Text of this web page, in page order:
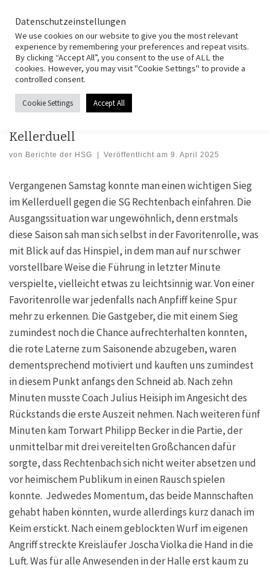
Zum Inhalt springen
HSG Fernwald
Start »Spielberichte» Männer I» Männer I: Schweres Stück Arbeit beim
Kellerduell
MÄNNER I
Kellerduell
von Berichte der HSG Veröffentlicht am9. April 2025
Vergangenen Samstag konnte man einen wichtigen Sieg
im Kellerduell gegen die SG Rechtenbach einfahren. Die
Ausgangssituation war ungewöhnlich, denn erstmals
diese Saison sah man sich selbst in der Favoritenrolle, was
mit Blick auf das Hinspiel, in dem man auf nur schwer
vorstellbare Weise die Führung in letzter Minute
verspielte, vielleicht etwas zu leichtsinnig war. Von einer
Favoritenrolle war jedenfalls nach Anpfiff keine Spur
mehr zu erkennen. Die Gastgeber, die mit einem Sieg
zumindest noch die Chance aufrechterhalten konnten,
die rote Laterne zum Saisonende abzugeben, waren
dementsprechend motiviert und kauften uns zumindest
in diesem Punkt anfangs den Schneid ab. Nach zehn
Minuten musste Coach Julius Heisiph im Angesicht des
Rückstands die erste Auszeit nehmen. Nach weiteren fünf
Minuten kam Torwart Philipp Becker in die Partie, der
unmittelbar mit drei vereitelten Großchancen dafür
sorgte, dass Rechtenbach sich nicht weiter absetzen und
vor heimischem Publikum in einen Rausch spielen
konnte. Jedwedes Momentum, das beide Mannschaften
gehabt haben könnten, wurde allerdings kurz danach im
Keim erstickt. Nach einem geblockten Wurf im eigenen
Angriff streckte Kreisläufer Joscha Violka die Hand in die
Luft. Was für alle Anwesenden in der Halle erst kaum zu
Datenschutzeinstellungen
We use cookies on our website to give you the most relevant
experience by remembering your preferences and repeat visits.
By clicking “Accept All”, you consent to the use of ALL the
cookies. However, you may visit "Cookie Settings" to provide a
controlled consent.
Cookie Settings Accept All